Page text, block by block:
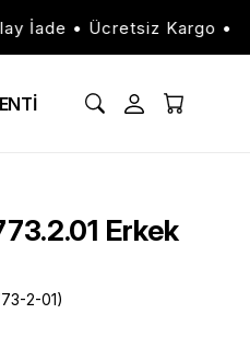
İade • Ücretsiz Kargo •
Erkek
2-01)